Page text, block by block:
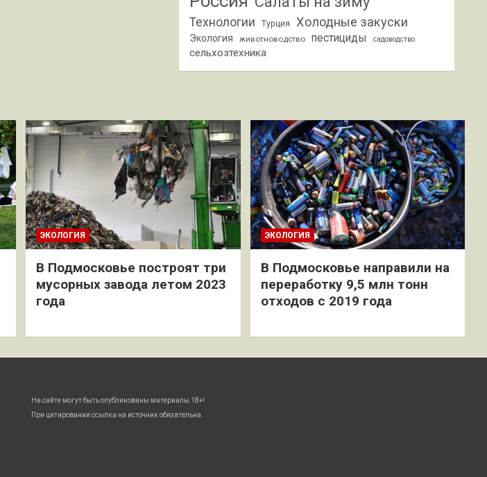
Технологии Турция Холодные закуски
Экология животноводство пестициды садоводство
сельхозтехника
ЭКОЛОГИЯ
В Подмосковье построят три
мусорных завода летом 2023
года
ЭКОЛОГИЯ
В Подмосковье направили на
переработку 9,5 млн тонн
отходов с 2019 года
На сайте могут быть опубликованы материалы 18+!
При цитировании ссылка на источник обязательна.